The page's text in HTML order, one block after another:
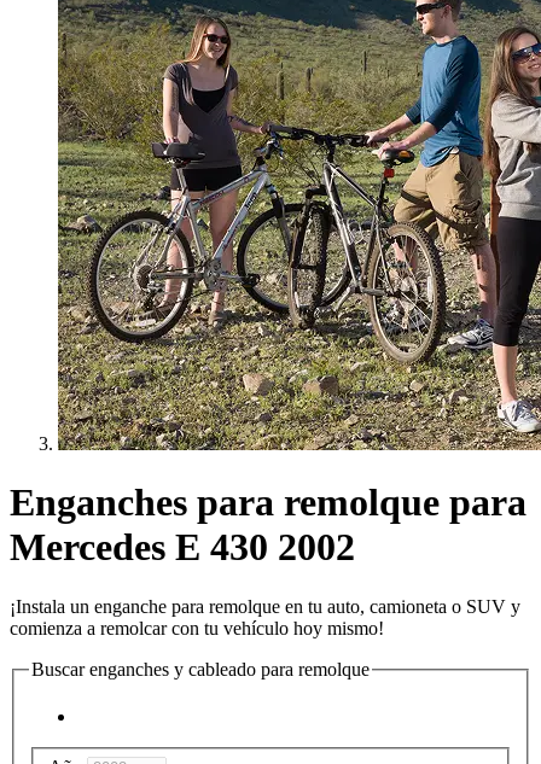
Enganches para remolque para
Mercedes E 430 2002
¡Instala un enganche para remolque en tu auto, camioneta o SUV y
comienza a remolcar con tu vehículo hoy mismo!
Buscar enganches y cableado para remolque